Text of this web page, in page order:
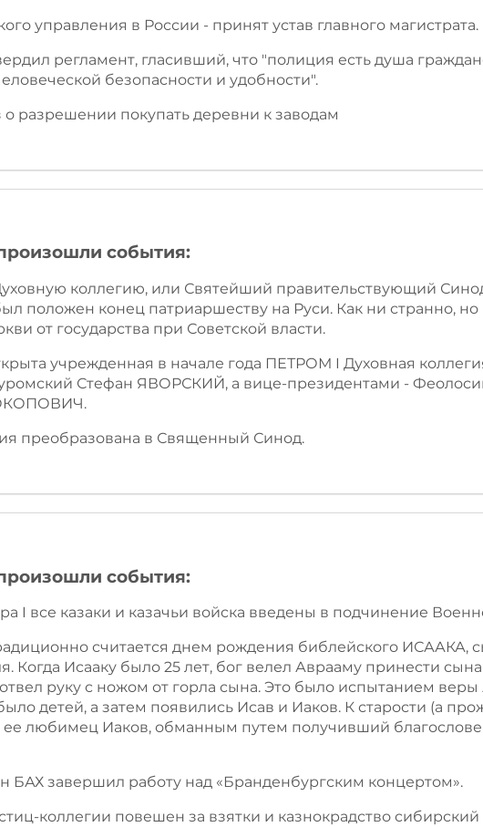
управления в России - принят устав главного магистрата.
регламент, гласивший, что "полиция есть душа
безопасности и удобности".
о разрешении покупать деревни к заводам
события:
коллегию, или Святейший правительствующий
положен конец патриаршеству на Руси. Как ни странно,
от государства при Советской власти.
учрежденная в начале года ПЕТРОМ I Духовная
Стефан ЯВОРСКИЙ, а вице-президентами -
преобразована в Священный Синод.
события:
I все казаки и казачьи войска введены в подчинение
традиционно считается днем рождения библейского
Когда Исааку было 25 лет, бог велел Аврааму принести
руку с ножом от горла сына. Это было испытанием
детей, а затем появились Исав и Иаков. К старости (а
ее любимец Иаков, обманным путем получивший
БАХ завершил работу над «Бранденбургским концертом».
коллегии повешен за взятки и казнокрадство